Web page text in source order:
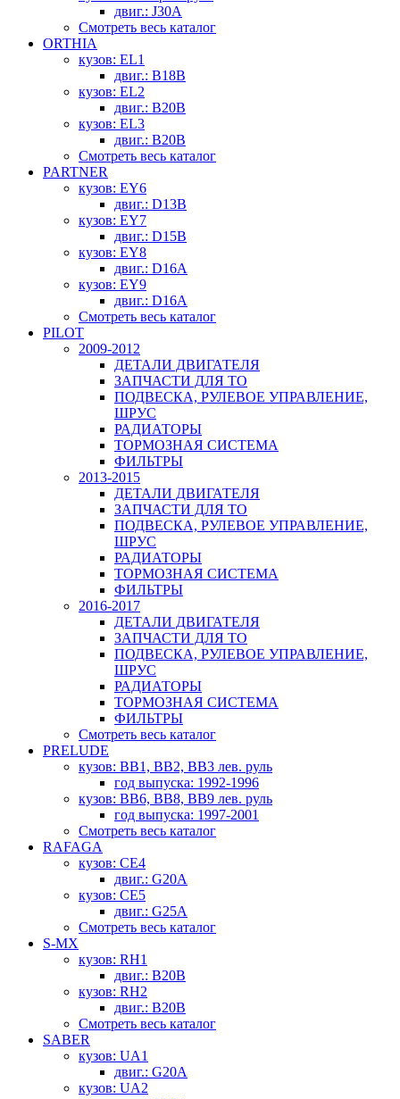
двиг.: J30A
Смотреть весь каталог
ORTHIA
кузов: EL1
двиг.: B18B
кузов: EL2
двиг.: B20B
кузов: EL3
двиг.: B20B
Смотреть весь каталог
PARTNER
кузов: EY6
двиг.: D13B
кузов: EY7
двиг.: D15B
кузов: EY8
двиг.: D16A
кузов: EY9
двиг.: D16A
Смотреть весь каталог
PILOT
2009-2012
ДЕТАЛИ ДВИГАТЕЛЯ
ЗАПЧАСТИ ДЛЯ ТО
ПОДВЕСКА, РУЛЕВОЕ УПРАВЛЕНИЕ,
ШРУС
РАДИАТОРЫ
ТОРМОЗНАЯ СИСТЕМА
ФИЛЬТРЫ
2013-2015
ДЕТАЛИ ДВИГАТЕЛЯ
ЗАПЧАСТИ ДЛЯ ТО
ПОДВЕСКА, РУЛЕВОЕ УПРАВЛЕНИЕ,
ШРУС
РАДИАТОРЫ
ТОРМОЗНАЯ СИСТЕМА
ФИЛЬТРЫ
2016-2017
ДЕТАЛИ ДВИГАТЕЛЯ
ЗАПЧАСТИ ДЛЯ ТО
ПОДВЕСКА, РУЛЕВОЕ УПРАВЛЕНИЕ,
ШРУС
РАДИАТОРЫ
ТОРМОЗНАЯ СИСТЕМА
ФИЛЬТРЫ
Смотреть весь каталог
PRELUDE
кузов: BB1, BB2, BB3 лев. руль
год выпуска: 1992-1996
кузов: BB6, BB8, BB9 лев. руль
год выпуска: 1997-2001
Смотреть весь каталог
RAFAGA
кузов: CE4
двиг.: G20A
кузов: CE5
двиг.: G25A
Смотреть весь каталог
S-MX
кузов: RH1
двиг.: B20B
кузов: RH2
двиг.: B20B
Смотреть весь каталог
SABER
кузов: UA1
двиг.: G20A
кузов: UA2